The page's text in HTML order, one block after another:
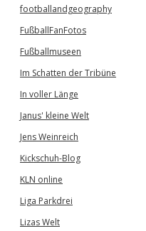
footballandgeography
FußballFanFotos
Fußballmuseen
Im Schatten der Tribüne
In voller Länge
Janus' kleine Welt
Jens Weinreich
Kickschuh-Blog
KLN online
Liga Parkdrei
Lizas Welt